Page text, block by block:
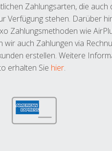
Zahlungsarten, die auch
Verfügung stehen. Darüber
Zahlungsmethoden wie
wir auch Zahlungen via
erstellen. Weitere
erhalten Sie hier.